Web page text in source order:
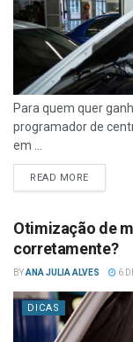
Para quem quer
programador de
em ...
READ MORE
Otimização de
corretamente?
BYANA JULIA ALVES 6
DICAS